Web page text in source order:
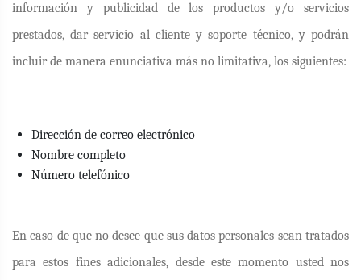
información y publicidad de los productos y/o servicios
prestados, dar servicio al cliente y soporte técnico, y podrán
incluir de manera enunciativa más no limitativa, los siguientes:
Dirección de correo electrónico
Nombre completo
Número telefónico
En caso de que no desee que sus datos personales sean tratados
para estos fines adicionales, desde este momento usted nos